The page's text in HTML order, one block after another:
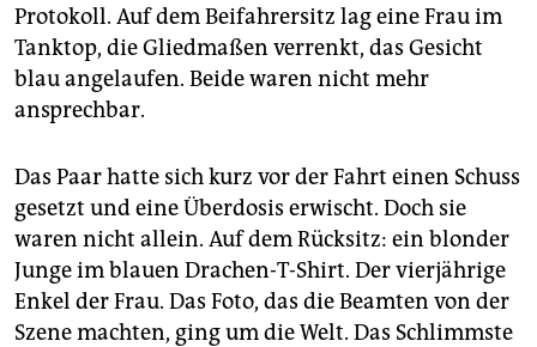
Protokoll. Auf dem Beifahrersitz lag eine Frau im
Tanktop, die Gliedmaßen verrenkt, das Gesicht
blau angelaufen. Beide waren nicht mehr
ansprechbar.
Das Paar hatte sich kurz vor der Fahrt einen Schuss
gesetzt und eine Überdosis erwischt. Doch sie
waren nicht allein. Auf dem Rücksitz: ein blonder
Junge im blauen Drachen-T-Shirt. Der vierjährige
Enkel der Frau. Das Foto, das die Beamten von der
Szene machten, ging um die Welt. Das Schlimmste